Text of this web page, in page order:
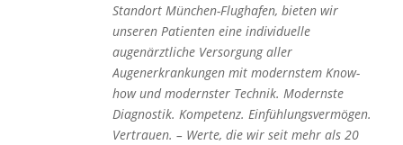
Standort München-Flughafen, bieten wir
unseren Patienten eine individuelle
augenärztliche Versorgung aller
Augenerkrankungen mit modernstem Know-
how und modernster Technik. Modernste
Diagnostik. Kompetenz. Einfühlungsvermögen.
Vertrauen. – Werte, die wir seit mehr als 20